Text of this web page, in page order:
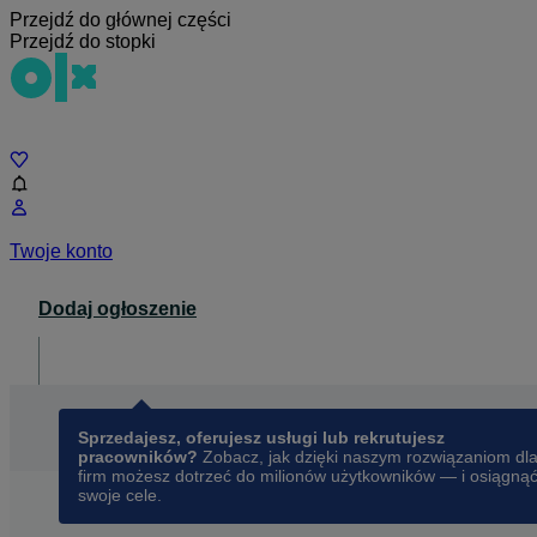
Przejdź do głównej części
Przejdź do stopki
Twoje konto
Dodaj ogłoszenie
Sprzedajesz, oferujesz usługi lub rekrutujesz
pracowników? Zobacz, jak dzięki naszym rozwiązaniom dla
firm możesz dotrzeć do milionów użytkowników — i osiągnąć
swoje cele.